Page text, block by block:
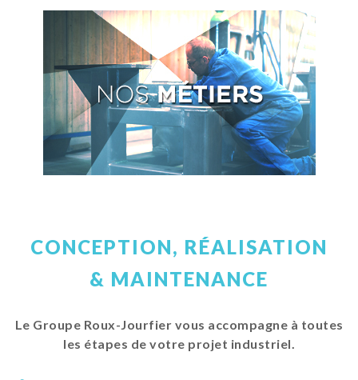
CONCEPTION, RÉALISATION
& MAINTENANCE
Le Groupe Roux-Jourfier vous accompagne à toutes
les étapes de votre projet industriel.